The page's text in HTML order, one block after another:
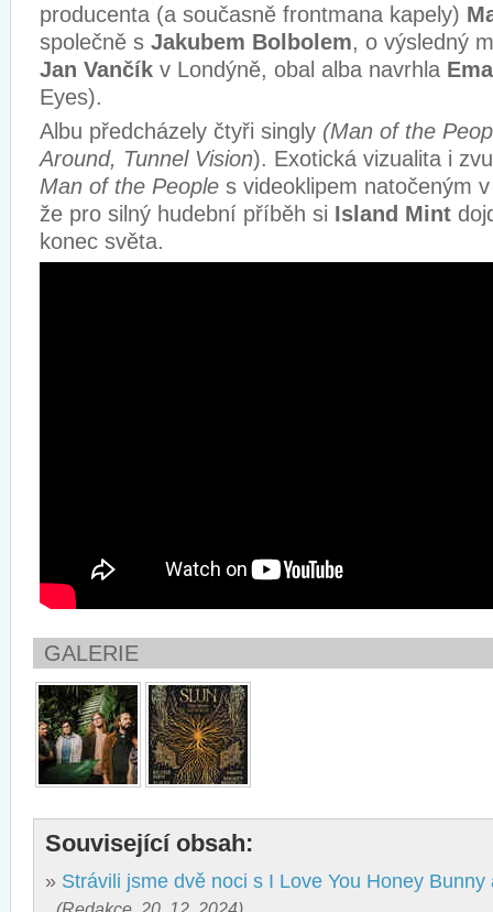
producenta (a současně frontmana kapely)
společně s Jakubem Bolbolem, o výsledný
Jan Vančík v Londýně, obal alba navrhla
Eyes).
Albu předcházely čtyři singly (Man of the
Around, Tunnel Vision). Exotická vizualita i
Man of the People s videoklipem natočeným
že pro silný hudební příběh si Island Mint
konec světa.
GALERIE
Související obsah:
» Strávili jsme dvě noci s I Love You Honey Bunny